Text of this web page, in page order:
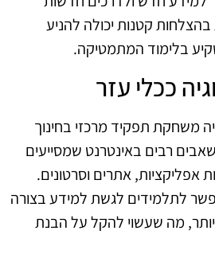
קטנות יכולה להניע
בלימוד המתמטיקה.
ככלי עזר
משחקת תפקיד מרכזי בחינוך
רבים באינטרנט שמסייעים
אפליקציות, אתרים וסרטונים.
לתלמידים לגשת למידע בצורה
מה שעשוי להקל על הבנת